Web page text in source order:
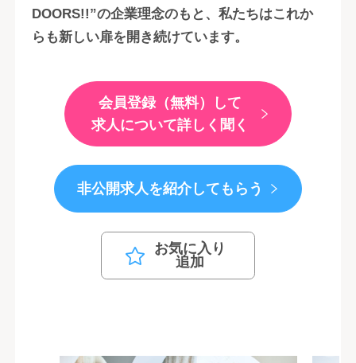
DOORS!!”の企業理念のもと、私たちはこれか
らも新しい扉を開き続けています。
会員登録（無料）して
求人について詳しく聞く
非公開求人を紹介してもらう
お気に入り
追加